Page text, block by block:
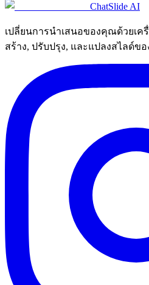
ChatSlide AI
เปลี่ยนการนำเสนอของคุณด้วยเค
สร้าง, ปรับปรุง, และแปลงสไลด์ข